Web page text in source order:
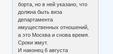
борта, но в ней указано, что
должна быть виза
департамента
имущественных отношений,
а это Москва и снова время.
Сроки жмут.
И наконец 6 августа